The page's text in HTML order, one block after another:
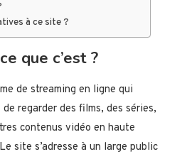
à ce site ?
que c’est ?
de streaming en ligne qui
regarder des films, des séries,
contenus vidéo en haute
site s’adresse à un large public